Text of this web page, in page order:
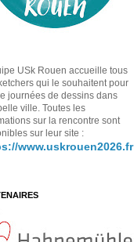
USk Rouen accueille tous
qui le souhaitent pour
journées de dessins dans
ville. Toutes les
sur la rencontre sont
sur leur site :
www.uskrouen2026.fr